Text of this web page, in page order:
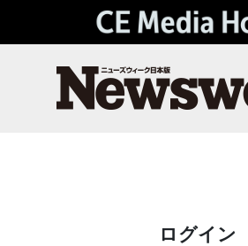
ログイン